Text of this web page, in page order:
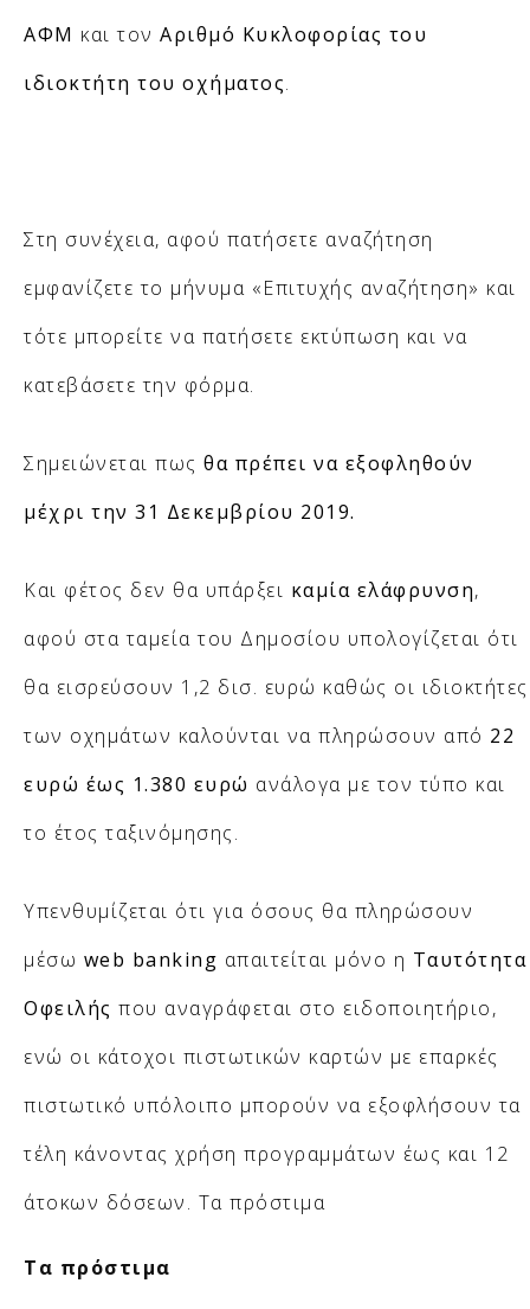
ΑΦΜ και τον Αριθμό Κυκλοφορίας του
ιδιοκτήτη του οχήματος.
Στη συνέχεια, αφού πατήσετε αναζήτηση
εμφανίζετε το μήνυμα «Επιτυχής αναζήτηση» και
τότε μπορείτε να πατήσετε εκτύπωση και να
κατεβάσετε την φόρμα.
Σημειώνεται πως θα πρέπει να εξοφληθούν
μέχρι την 31 Δεκεμβρίου 2019.
Και φέτος δεν θα υπάρξει καμία ελάφρυνση,
αφού στα ταμεία του Δημοσίου υπολογίζεται ότι
θα εισρεύσουν 1,2 δισ. ευρώ καθώς οι ιδιοκτήτες
των οχημάτων καλούνται να πληρώσουν από 22
ευρώ έως 1.380 ευρώ ανάλογα με τον τύπο και
το έτος ταξινόμησης.
Υπενθυμίζεται ότι για όσους θα πληρώσουν
μέσω web banking απαιτείται μόνο η Ταυτότητα
Οφειλής που αναγράφεται στο ειδοποιητήριο,
ενώ οι κάτοχοι πιστωτικών καρτών με επαρκές
πιστωτικό υπόλοιπο μπορούν να εξοφλήσουν τα
τέλη κάνοντας χρήση προγραμμάτων έως και 12
άτοκων δόσεων. Τα πρόστιμα
Τα πρόστιμα